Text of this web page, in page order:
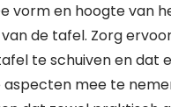
vorm en hoogte van
de tafel. Zorg
te schuiven en dat
mee te